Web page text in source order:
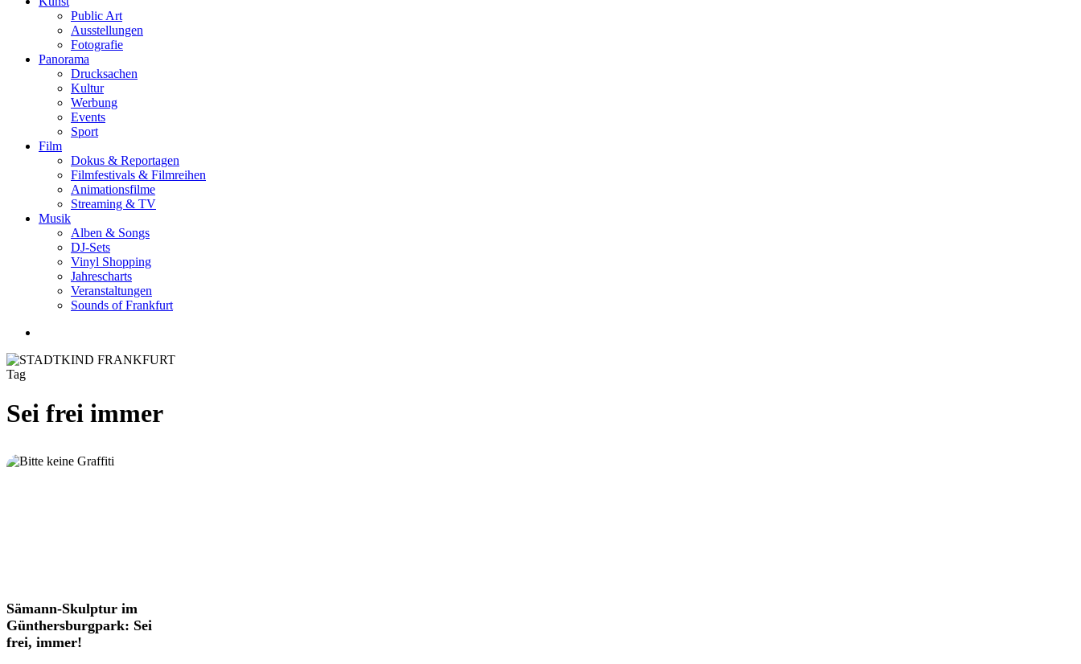
Public Art
Ausstellungen
Fotografie
Panorama
Drucksachen
Kultur
Werbung
Events
Sport
Film
Dokus & Reportagen
Filmfestivals & Filmreihen
Animationsfilme
Streaming & TV
Musik
Alben & Songs
DJ-Sets
Vinyl Shopping
Jahrescharts
Veranstaltungen
Sounds of Frankfurt
Tag
Sei frei immer
Sämann-
Skulptur
im
Günthersburgpark:
Sämann-Skulptur im
Günthersburgpark: Sei
frei, immer!